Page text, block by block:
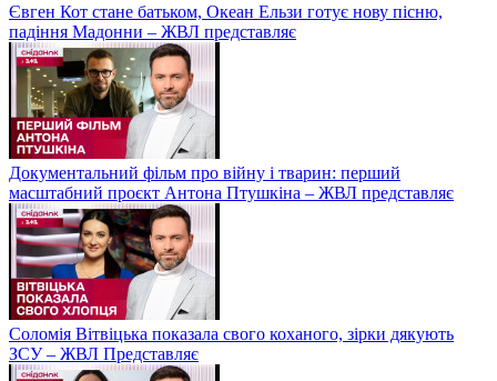
Євген Кот стане батьком, Океан Ельзи готує нову пісню,
падіння Мадонни – ЖВЛ представляє
Документальний фільм про війну і тварин: перший
масштабний проєкт Антона Птушкіна – ЖВЛ представляє
Соломія Вітвіцька показала свого коханого, зірки дякують
ЗСУ – ЖВЛ Представляє